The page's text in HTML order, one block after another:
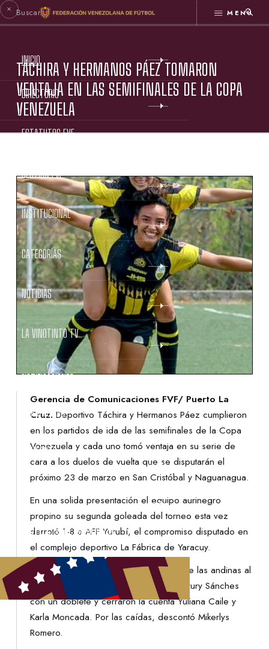
MENÚ
INICIO
DIRECTORIO
ESTATUTOS FVF
GESTIÓN FVF
INSTITUCIONAL
CATEGORÍAS
NOTICIAS
LA VINOTINTO TV
NOTIFICACIONES
NORMATIVAS
CONTACTO
PROTECCIÓN DE LA INFANCIA
TÁCHIRA Y HERMANOS PÁEZ TOMARON
VENTAJA EN LAS SEMIFINALES DE LA COPA
VENEZUELA
Gerencia de Comunicaciones FVF/ Puerto La
Cruz.Deportivo Táchira y Hermanos Páez cumplieron
en los partidos de ida de las semifinales de la Copa
Venezuela y cada uno tomó ventaja en su serie de
cara a los duelos de vuelta que se disputarán el
próximo 23 de marzo en San Cristóbal y Naguanagua.
En una solida presentación el equipo aurinegro
propino su segunda goleada del torneo esta vez
derrotó 1-8 a AFF Yurubí, el compromiso disputado en
el complejo deportivo La Fábrica de Yaracuy.
Jhoagny Contretas comando el triunfo de las andinas al
marcar cuatro tantos, la acompañó Maryury Sánches
con un doblete y cerraron la cuenta Yuliana Caile y
Karla Moncada. Por las caídas, descontó Mikerlys
Romero.